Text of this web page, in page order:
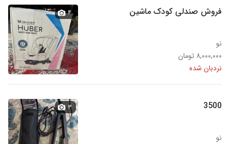
فروش صندلی کودک ماشین
نو
۸,۰۰۰,۰۰۰ تومان
نردبان شده
۴
3500
نو
۳